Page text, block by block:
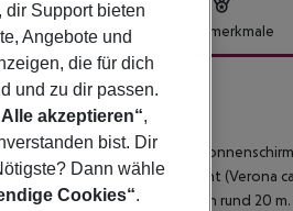
Hotelmerkmale
Florida. Am Strand sind
Venezia ist ca. 40 km entfernt (Verona
Restaurants gelangt man nach rund 20
dir Support bieten
Angebote und
die für dich
und zu dir passen.
akzeptieren“,
bist. Dir
Dann wähle
Cookies“.